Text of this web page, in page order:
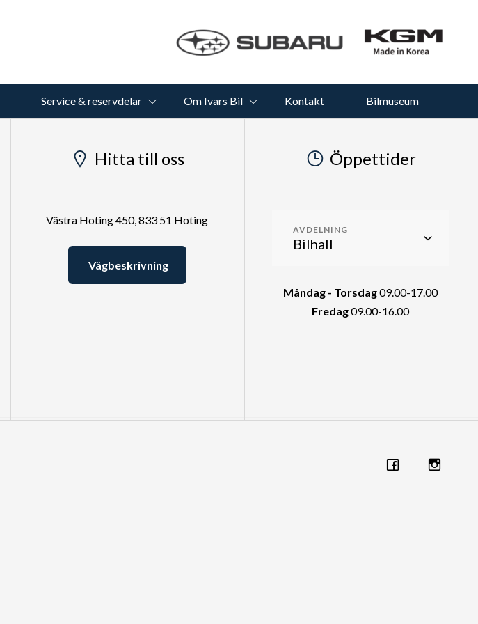
Service & reservdelar Om Ivars Bil Kontakt Bilmuseum
Hitta till oss
Västra Hoting 450, 833 51 Hoting
Vägbeskrivning
Öppettider
AVDELNING
Måndag - Torsdag09.00-17.00
Fredag09.00-16.00